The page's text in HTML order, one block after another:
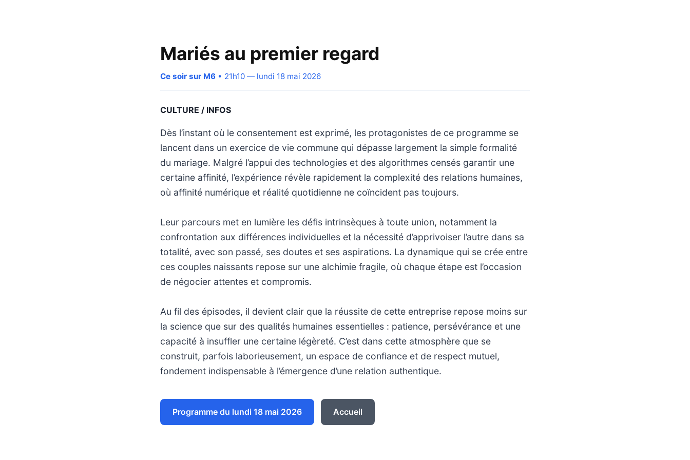
Mariés au premier regard
Ce soir sur M6 • 21h10 — lundi 18 mai 2026
CULTURE / INFOS
Dès l’instant où le consentement est exprimé, les protagonistes de ce programme se
lancent dans un exercice de vie commune qui dépasse largement la simple formalité
du mariage. Malgré l’appui des technologies et des algorithmes censés garantir une
certaine affinité, l’expérience révèle rapidement la complexité des relations humaines,
où affinité numérique et réalité quotidienne ne coïncident pas toujours.
Leur parcours met en lumière les défis intrinsèques à toute union, notamment la
confrontation aux différences individuelles et la nécessité d’apprivoiser l’autre dans sa
totalité, avec son passé, ses doutes et ses aspirations. La dynamique qui se crée entre
ces couples naissants repose sur une alchimie fragile, où chaque étape est l’occasion
de négocier attentes et compromis.
Au fil des épisodes, il devient clair que la réussite de cette entreprise repose moins sur
la science que sur des qualités humaines essentielles : patience, persévérance et une
capacité à insuffler une certaine légèreté. C’est dans cette atmosphère que se
construit, parfois laborieusement, un espace de confiance et de respect mutuel,
fondement indispensable à l’émergence d’une relation authentique.
Programme du lundi 18 mai 2026 Accueil